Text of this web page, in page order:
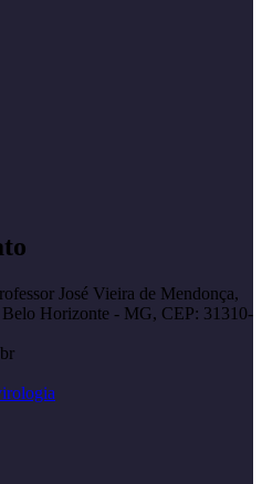
José Vieira de Mendonça,
Horizonte - MG, CEP: 31310-